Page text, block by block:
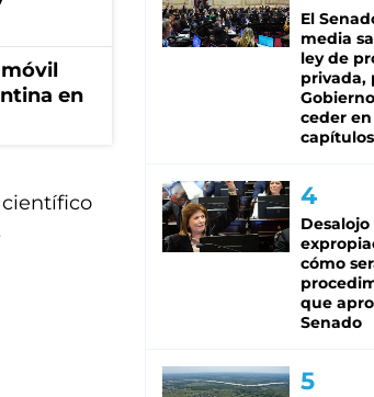
en
El
media
ley de
privada,
ceder
capítulos
cómo
que
Senado